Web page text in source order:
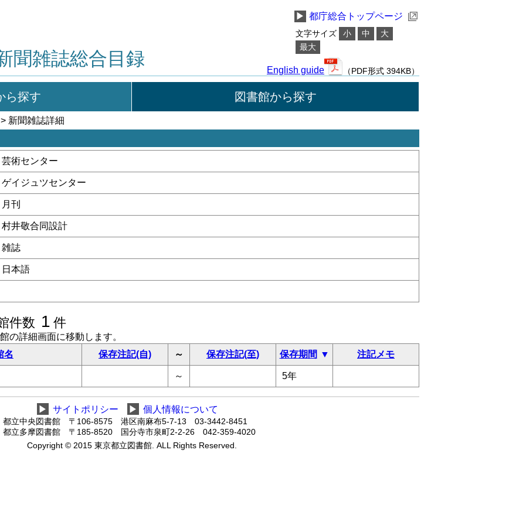
聞雑誌総合目録
▶ 都庁総合トップページ
文字サイズ 小 中
大
最大
English guide （PDF形式 394KB）
ら探す 図書館から探す
> 新聞雑誌詳細
芸術センター
ゲイジュツセンター
月刊
村井敬合同設計
雑誌
日本語
件数 1 件
の詳細画面に移動します。
名 保存注記(自) ～ 保存注記(至) 保存期間 注記メモ
～ 5年
▶ サイトポリシー ▶ 個人情報について
都立中央図書館 〒106-8575 港区南麻布5-7-13 03-3442-8451
都立多摩図書館 〒185-8520 国分寺市泉町2-2-26 042-359-4020
Copyright © 2015 東京都立図書館. ALL Rights Reserved.